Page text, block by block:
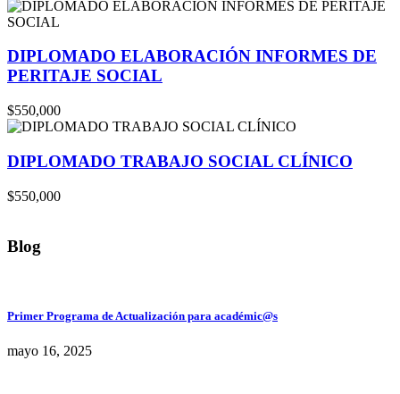
DIPLOMADO ELABORACIÓN INFORMES DE
PERITAJE SOCIAL
$550,000
DIPLOMADO TRABAJO SOCIAL CLÍNICO
$550,000
Blog
Primer Programa de Actualización para académic@s
mayo 16, 2025